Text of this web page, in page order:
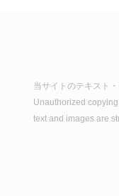
当サイトのテキスト
Unauthorized
text and images are